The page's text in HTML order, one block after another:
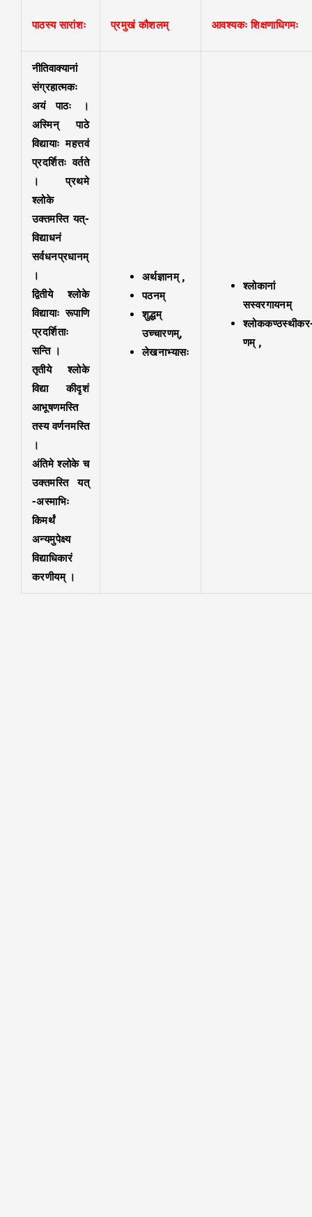
पाठस्य सारांशः प्रमुखं कौशलम् आवश्यकः शिक्षणाधिगमः
नीतिवाक्यानां
संग्रहात्मकः
अयं पाठः ।
अस्मिन् पाठे
विद्यायाः महत्तवं
प्रदर्शितः वर्तते
। प्रथमे
श्लोके
उक्तमस्ति यत्-
विद्याधनं
सर्वधनप्रधानम्
।
द्वितीये श्लोके
विद्यायाः रूपाणि
प्रदर्शिताः
सन्ति ।
तृतीये श्लोके
विद्या कीदृशं
आभूषणमस्ति
तस्य वर्णनमस्ति
।
अंतिमे श्लोके च
उक्तमस्ति यत्
-अस्माभिः
किमर्थं
अन्यमुपेक्ष्य
विद्याधिकारं
करणीयम् ।
अर्थज्ञानम् ,
पठनम्
शुद्धम्
उच्चारणम्,
लेखनाभ्यासः
श्लोकानां
सस्वरगायनम्
णम् ,